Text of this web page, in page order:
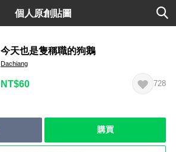
個人原創貼圖
今天也是隻稱職的狗鵝
Dachiang
NT$60 728
購買